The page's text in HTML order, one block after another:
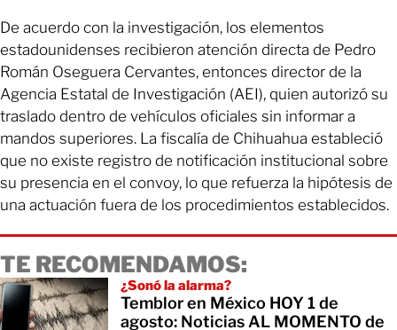
De acuerdo con la investigación, los elementos
estadounidenses recibieron atención directa de Pedro
Román Oseguera Cervantes, entonces director de la
Agencia Estatal de Investigación (AEI), quien autorizó su
traslado dentro de vehículos oficiales sin informar a
mandos superiores. La fiscalía de Chihuahua estableció
que no existe registro de notificación institucional sobre
su presencia en el convoy, lo que refuerza la hipótesis de
una actuación fuera de los procedimientos establecidos.
TE RECOMENDAMOS:
¿Sonó la alarma?
Temblor en México HOY 1 de
agosto: Noticias AL MOMENTO de